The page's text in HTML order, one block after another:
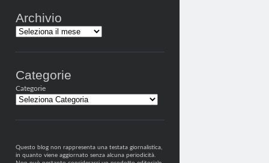
Archivio
Archivi
Categorie
Categorie
Questo blog non rappresenta una testata giornalistica,
in quanto viene aggiornato senza alcuna periodicità.